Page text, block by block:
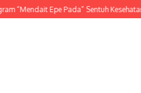
Epe Pada” Sentuh Kesehatan